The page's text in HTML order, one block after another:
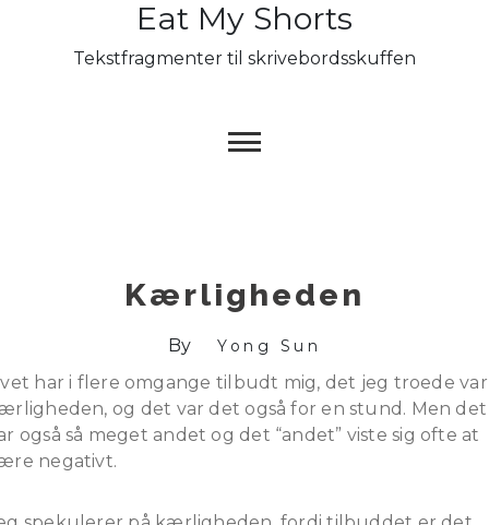
Eat My Shorts
Tekstfragmenter til skrivebordsskuffen
Kærligheden
By Yong Sun
har i flere omgange tilbudt mig, det jeg troede var
og det var det også for en stund. Men det
også så meget andet og det “andet” viste sig ofte at
negativt.